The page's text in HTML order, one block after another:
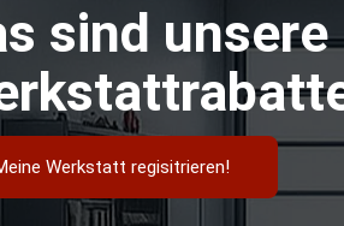
sind unsere
Werkstatt regisitrieren!